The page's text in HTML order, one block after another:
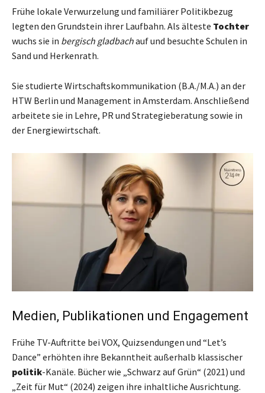
Frühe lokale Verwurzelung und familiärer Politikbezug
legten den Grundstein ihrer Laufbahn. Als älteste Tochter
wuchs sie in bergisch gladbachauf und besuchte Schulen in
Sand und Herkenrath.
Sie studierte Wirtschaftskommunikation (B.A./M.A.) an der
HTW Berlin und Management in Amsterdam. Anschließend
arbeitete sie in Lehre, PR und Strategieberatung sowie in
der Energiewirtschaft.
Medien, Publikationen und Engagement
Frühe TV-Auftritte bei VOX, Quizsendungen und “Let’s
Dance” erhöhten ihre Bekanntheit außerhalb klassischer
politik-Kanäle. Bücher wie „Schwarz auf Grün“ (2021) und
„Zeit für Mut“ (2024) zeigen ihre inhaltliche Ausrichtung.